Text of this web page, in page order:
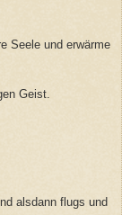
Seele und erwärme
Geist.
alsdann flugs und